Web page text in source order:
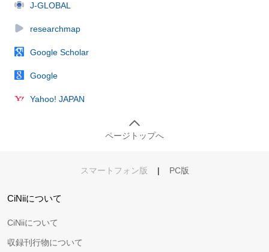
J-GLOBAL
researchmap
Google Scholar
Google
Yahoo! JAPAN
ページトップへ
スマートフォン版 | PC版
CiNiiについて
CiNiiについて
収録刊行物について